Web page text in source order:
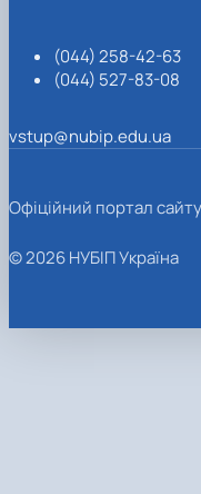
(044) 258-42-63
(044) 527-83-08
vstup@nubip.edu.ua
Офіційний портал сайту
© 2026 НУБІП Україна